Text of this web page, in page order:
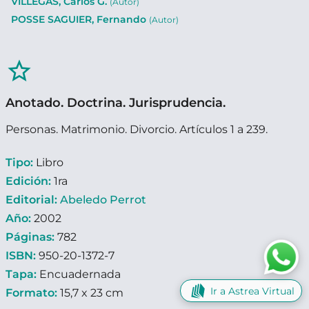
(Autor)
POSSE SAGUIER, Fernando (Autor)
star_border
Anotado. Doctrina. Jurisprudencia.
Personas. Matrimonio. Divorcio. Artículos 1 a 239.
Tipo: Libro
Edición: 1ra
Editorial: Abeledo Perrot
Año: 2002
Páginas: 782
ISBN: 950-20-1372-7
Tapa: Encuadernada
Formato: 15,7 x 23 cm Ir a Astrea Virtual